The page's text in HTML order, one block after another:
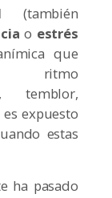
(también
o estrés
que
ritmo
temblor,
expuesto
estas
ha pasado